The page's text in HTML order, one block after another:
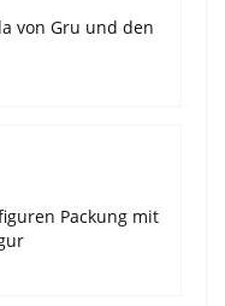
von Gru und den
Packung mit